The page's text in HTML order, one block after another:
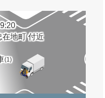
在地町 付近
(1)